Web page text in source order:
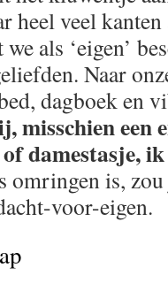
heel veel
als ‘eigen’
Naar
dagboek en
misschien
damestasje,
omringen is,
voor-eigen.